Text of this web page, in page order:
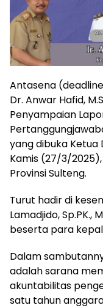
Antasena
Dr. Anwar Hafid,
Penyampaian
yang dibuka Ketua
Kamis (27/3/
Provinsi Sulteng.
Turut hadir di
Lamadjido, Sp.PK.,
beserta para
Dalam
adalah sarana
akuntabilitas
satu tahun